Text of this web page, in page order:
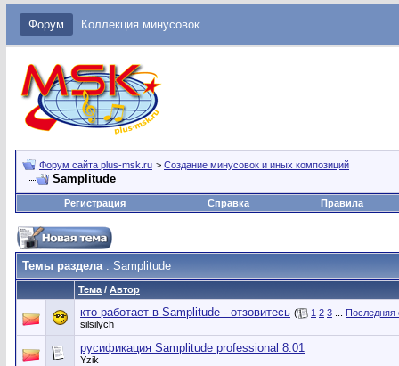
Форум Коллекция минусовок
Форум сайта plus-msk.ru > Создание минусовок и иных композиций
Samplitude
Регистрация Справка Правила
Темы раздела: Samplitude
Тема / Автор
кто работает в Samplitude - отзовитесь ( 1 2 3
Последняя
silsilych
русификация Samplitude professional 8.01
Yzik